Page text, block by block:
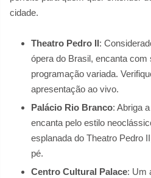
cidade.
Theatro Pedro II:
ópera do Brasil, encanta
programação variada.
apresentação ao vivo.
Palácio Rio Branco: Abriga
encanta pelo estilo
esplanada do Theatro Pedro
pé.
Centro Cultural Palace: Um